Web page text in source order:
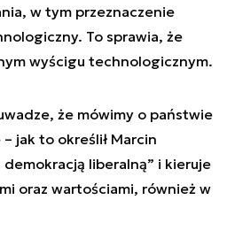
w tym przeznaczenie
To sprawia, że
wyścigu technologicznym.
że mówimy o państwie
jak to określił Marcin
demokracją liberalną” i kieruje
oraz wartościami, również w